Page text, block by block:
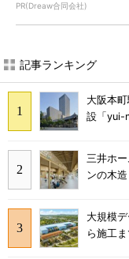
PR(Dreaw合同会社)
記事ランキング
大阪本
設「yui-
三井ホ
ンの木
大規模
ら施工